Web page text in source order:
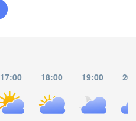
17:00 18:00 19:00